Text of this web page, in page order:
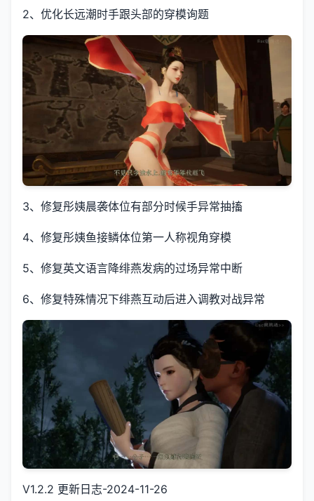
2、优化长远潮时手跟头部的穿模询题
3、修复彤姨晨袭体位有部分时候手异常抽搐
4、修复彤姨鱼接鳞体位第一人称视角穿模
5、修复英文语言降绯燕发病的过场异常中断
6、修复特殊情况下绯燕互动后进入调教对战异常
V1.2.2 更新日志-2024-11-26